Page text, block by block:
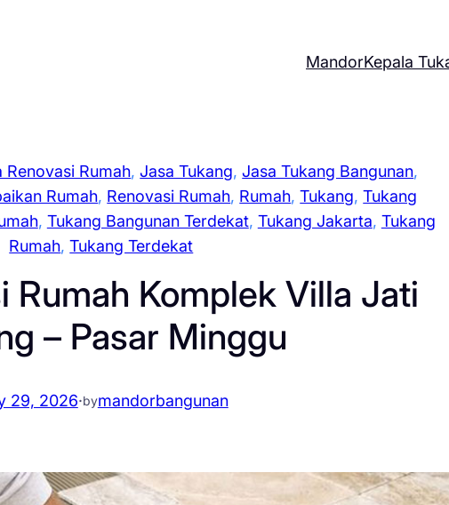
MandorKepala
Renovasi Rumah, Jasa Tukang, Jasa Tukang Bangunan
Rumah, Renovasi Rumah, Rumah, Tukang, Tukang
, Tukang Bangunan Terdekat, Tukang Jakarta, Tukang
Rumah, Tukang Terdekat
Rumah Komplek Villa Jati
– Pasar Minggu
29, 2026·bymandorbangunan